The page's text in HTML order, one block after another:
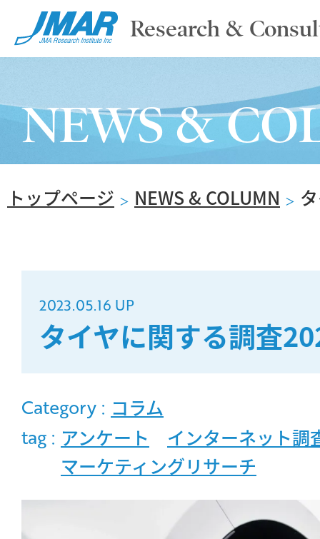
Research &
ABOUT
SERVICE
NEWS & COLUMN
MOVIE
COMPANY
NEWS &
トップページ ＞ NEWS & COLUMN ＞
2023.05.16 UP
タイヤに関する調査
Category : コラム
tag : アンケート
インターネット調
マーケティングリサーチ